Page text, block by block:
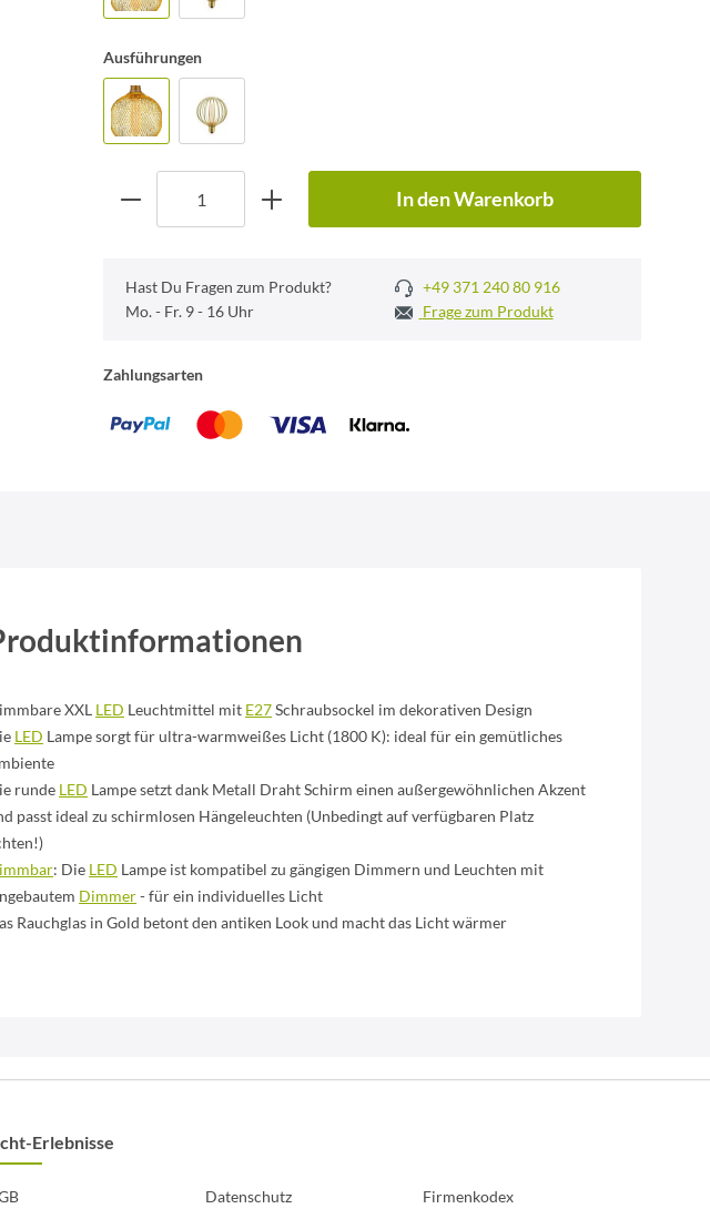
Ausführungen
In den Warenkorb
Hast Du Fragen zum Produkt?
+49 371 240 80 916
Mo. - Fr. 9 - 16 Uhr
Frage zum Produkt
Zahlungsarten
XXL LED Leuchtmittel mit E27Schraubsockel im dekorativen Design
LED Lampe sorgt für ultra-warmweißes Licht (1800 K): ideal für ein gemütliches
runde LED Lampe setzt dank Metall Draht Schirm einen außergewöhnlichen Akzent
passt ideal zu schirmlosen Hängeleuchten (Unbedingt auf verfügbaren Platz
: Die LED Lampe ist kompatibel zu gängigen Dimmern und Leuchten mit
Dimmer- für ein individuelles Licht
Rauchglas in Gold betont den antiken Look und macht das Licht wärmer
Erlebnisse
Datenschutz
Firmenkodex